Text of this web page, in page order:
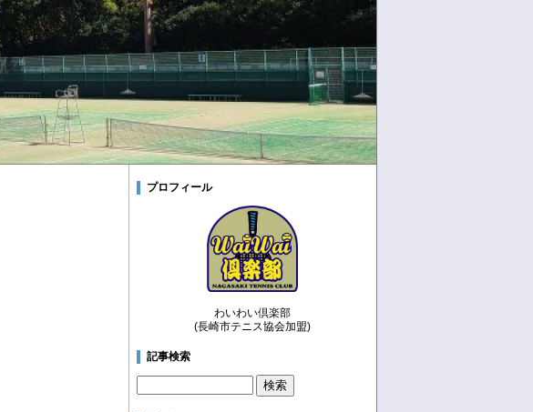
プロフィール
わいわい倶楽部
(長崎市テニス協会加盟)
記事検索